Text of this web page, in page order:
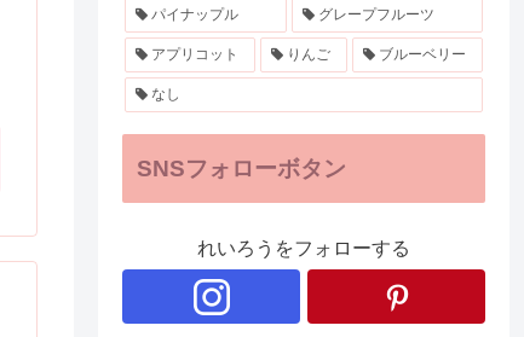
パイナップル グレープフルーツ
アプリコット りんご ブルーベリー
なし
SNSフォローボタン
れいろうをフォローする